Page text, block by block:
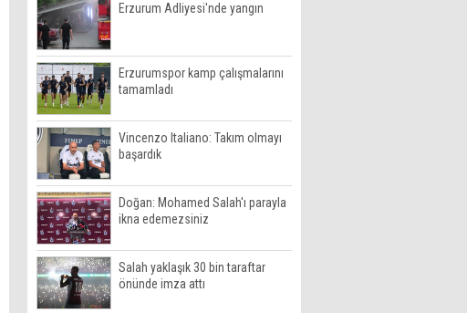
Erzurum Adliyesi'nde yangın
Erzurumspor kamp çalışmalarını
tamamladı
Vincenzo Italiano: Takım olmayı
başardık
Doğan: Mohamed Salah'ı parayla
ikna edemezsiniz
Salah yaklaşık 30 bin taraftar
önünde imza attı